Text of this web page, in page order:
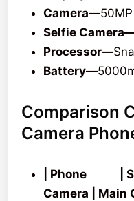
Camera—
Selfie
Processor—
Battery—
Comparison
Camera
| Phone |
Camera | Main